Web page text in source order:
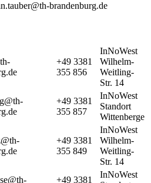
brandenburg.de
+49 3381
355 856
InNoWest
Wilhelm-
Weitling-
Str. 14
+49 3381
355 857
InNoWest
Standort
Wittenberge
+49 3381
355 849
InNoWest
Wilhelm-
Weitling-
Str. 14
+49 3381
InNoWest